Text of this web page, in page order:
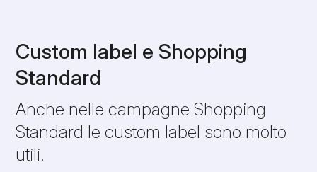
Custom label e Shopping
Standard
Anche nelle campagne Shopping
Standard le custom label sono molto
utili.